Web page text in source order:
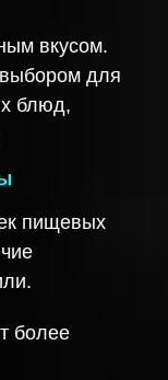
вкусом.
для
блюд,
пищевых
более